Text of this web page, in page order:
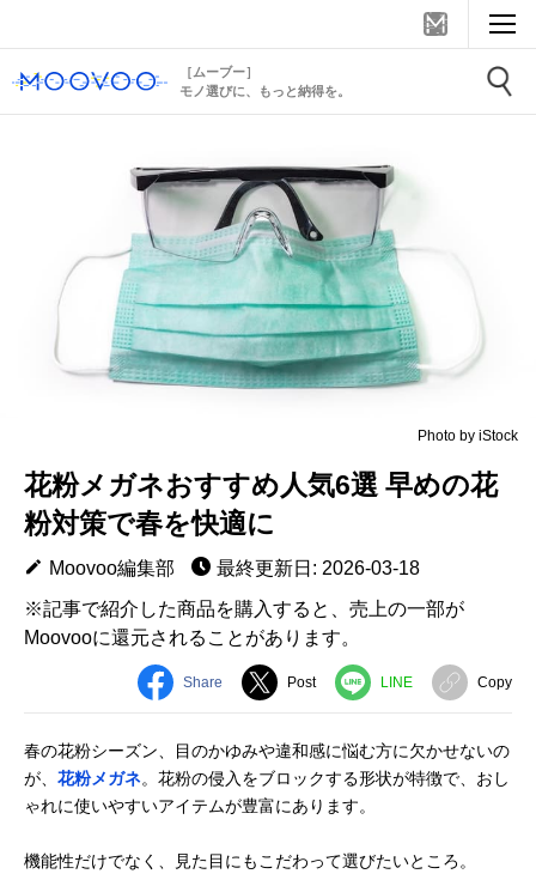
［ムーブー］
モノ選びに、もっと納得を。
Photo by iStock
花粉メガネおすすめ人気6選 早めの花
粉対策で春を快適に
Moovoo編集部
最終更新日: 2026-03-18
※記事で紹介した商品を購入すると、売上の一部が
Moovooに還元されることがあります。
Share Post LINE Copy
春の花粉シーズン、目のかゆみや違和感に悩む方に欠かせないの
が、 花粉メガネ。花粉の侵入をブロックする形状が特徴で、おし
ゃれに使いやすいアイテムが豊富にあります。
機能性だけでなく、見た目にもこだわって選びたいところ。